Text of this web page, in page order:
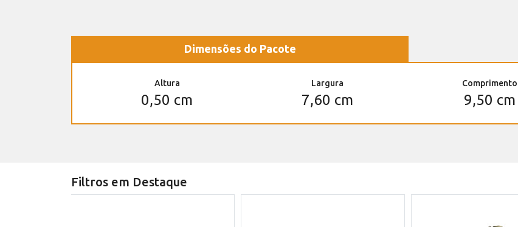
Dimensões do Pacote
Altura
0,50 cm
Largura
7,60 cm
Comprimento
9,50 cm
Filtros em Destaque